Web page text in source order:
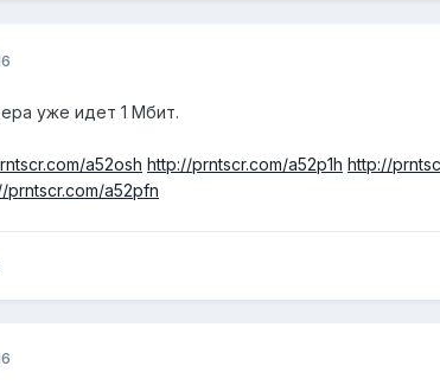
уже идет 1 Мбит.
a52osh http://prntscr.com/a52p1h http://
prntscr.com/a52pfn